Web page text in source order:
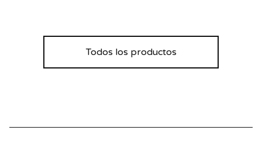
Todos los productos